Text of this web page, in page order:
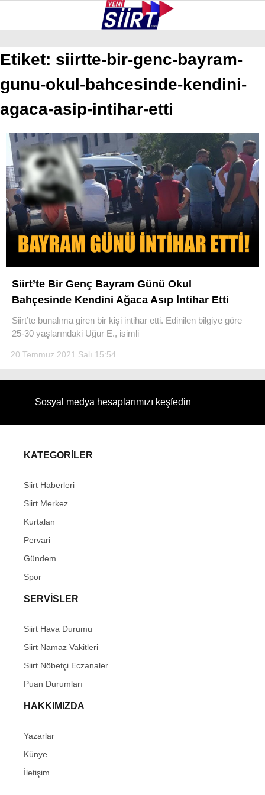
Facebook
GALERİ VİDEO YAZARLAR
BAYKAN
PERVARI
ŞIRVAN
TILLO
GÜNDEM
Etiket: siirtte-bir-genc-bayram-
gunu-okul-bahcesinde-kendini-
agaca-asip-intihar-etti
Siirt’te Bir Genç Bayram Günü Okul
Bahçesinde Kendini Ağaca Asıp İntihar Etti
Siirt’te bunalıma giren bir kişi intihar etti. Edinilen bilgiye göre
25-30 yaşlarındaki Uğur E., isimli
20 Temmuz 2021 Salı 15:54
Sosyal medya hesaplarımızı keşfedin
KATEGORİLER
Siirt Haberleri
Siirt Merkez
Kurtalan
Pervari
Gündem
Spor
SERVİSLER
Siirt Hava Durumu
Siirt Namaz Vakitleri
Siirt Nöbetçi Eczanaler
Puan Durumları
HAKKIMIZDA
Yazarlar
Künye
İletişim